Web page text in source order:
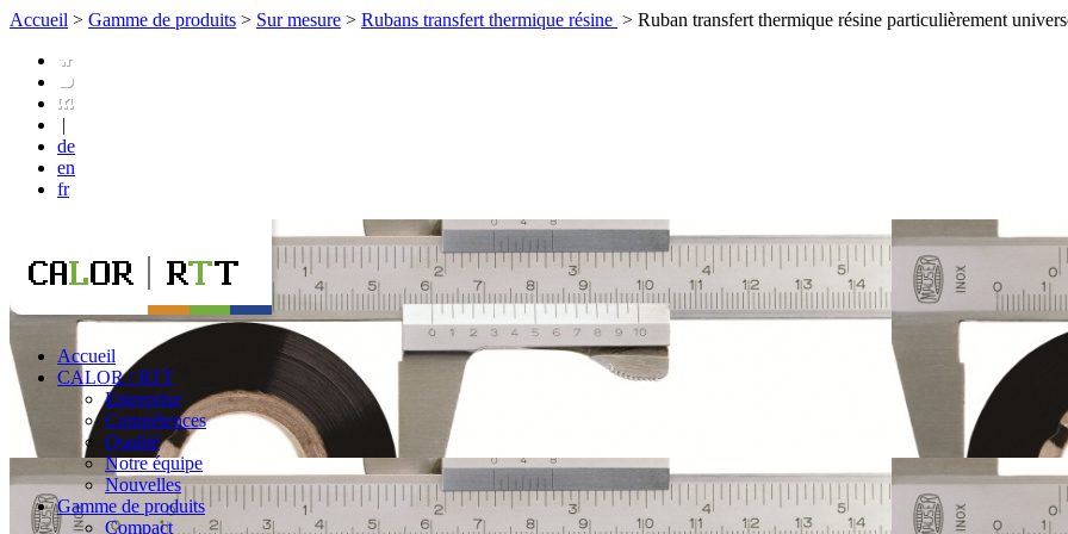
Accueil > Gamme de produits > Sur mesure > Rubans transfert thermique résine > Ruban transfert thermique résine particulièrement
|
de
en
fr
Accueil
CALOR / RTT
Entreprise
Compétences
Qualité
Notre équipe
Nouvelles
Gamme de produits
Compact